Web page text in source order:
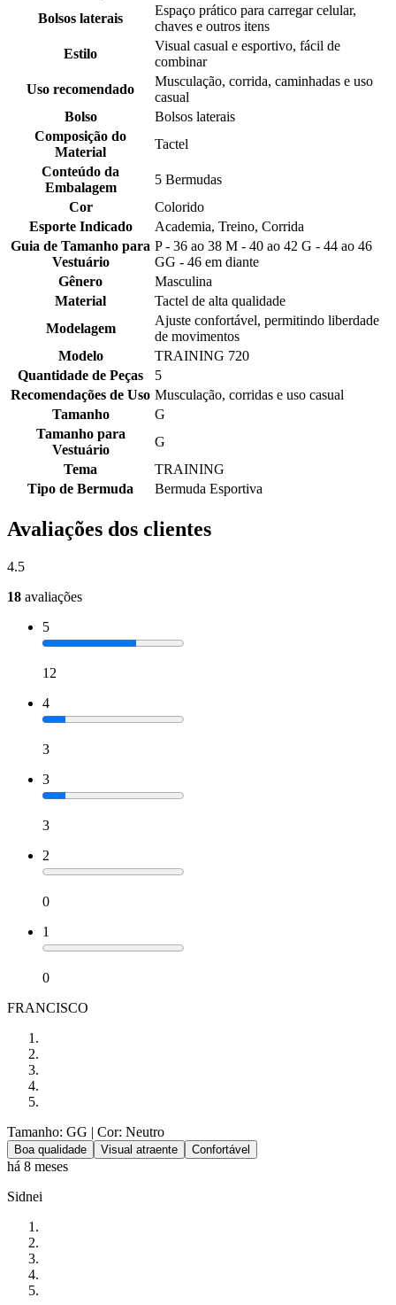
Bolsos laterais
Espaço prático para carregar celular,
chaves e outros itens
Estilo
Visual casual e esportivo, fácil de
combinar
Uso recomendado
Musculação, corrida, caminhadas e uso
casual
Bolso
Bolsos laterais
Composição do
Material
Tactel
Conteúdo da
Embalagem
5 Bermudas
Cor
Colorido
Esporte Indicado
Academia, Treino, Corrida
Guia de Tamanho para
Vestuário
P - 36 ao 38 M - 40 ao 42 G - 44 ao 46
GG - 46 em diante
Gênero
Masculina
Material
Tactel de alta qualidade
Modelagem
Ajuste confortável, permitindo liberdade
de movimentos
Modelo
TRAINING 720
Quantidade de Peças
5
Recomendações de Uso Musculação, corridas e uso casual
Tamanho
G
Tamanho para
Vestuário
G
Tema
TRAINING
Tipo de Bermuda
Bermuda Esportiva
Avaliações dos clientes
4.5
18 avaliações
5
12
4
3
3
3
2
0
1
0
FRANCISCO
Tamanho: GG | Cor: Neutro
Boa qualidade Visual atraente Confortável
há 8 meses
Sidnei